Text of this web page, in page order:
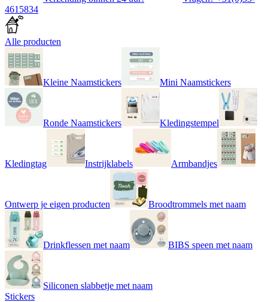
4615834
Alle producten
Kleine Naamstickers Mini Naamstickers
Ronde Naamstickers Kledingstempel
Kledingtag Instrijklabels Armbandjes
Ontwerp je eigen producten Broodtrommels met naam
Drinkflessen met naam BIBS speen met naam
Siliconen slabbetje met naam
Stickers